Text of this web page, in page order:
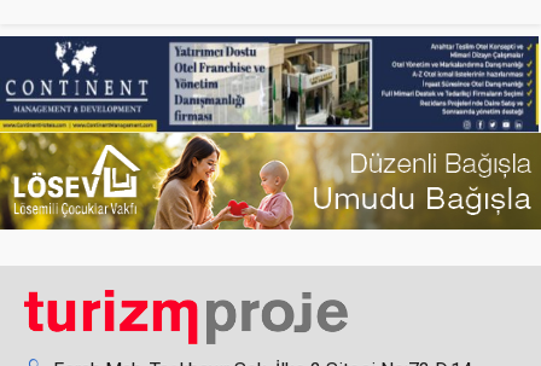
Radisson Blu Mount Erciyes Otel kapılarını açtı
Rayelin Hotels’den İstanbul’a üçüncü otel projesi